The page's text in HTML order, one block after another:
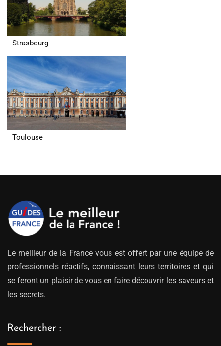
Strasbourg
Toulouse
Le meilleur de la France vous est offert par une équipe de
professionnels réactifs, connaissant leurs territoires et qui
se feront un plaisir de vous en faire découvrir les saveurs et
les secrets.
Rechercher :